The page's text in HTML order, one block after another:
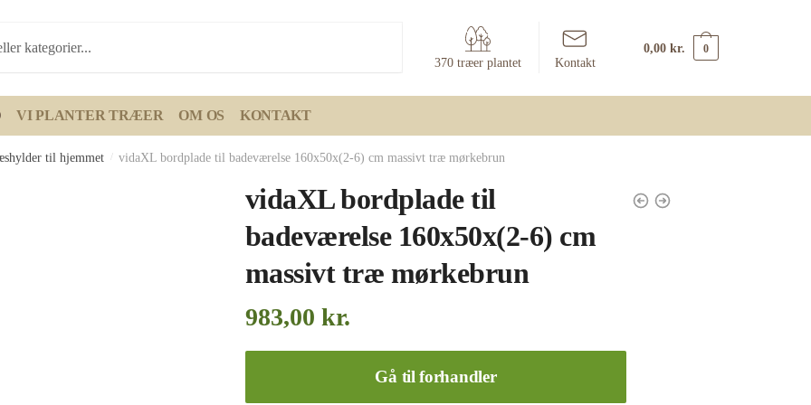
370 træer plantet Kontakt
0,00 kr. 0
VI PLANTER TRÆER OM OS KONTAKT
til hjemmet vidaXL bordplade til badeværelse 160x50x(2-6) cm massivt træ mørkebrun
vidaXL bordplade til
badeværelse 160x50x(2-6) cm
massivt træ mørkebrun
983,00 kr.
Gå til forhandler